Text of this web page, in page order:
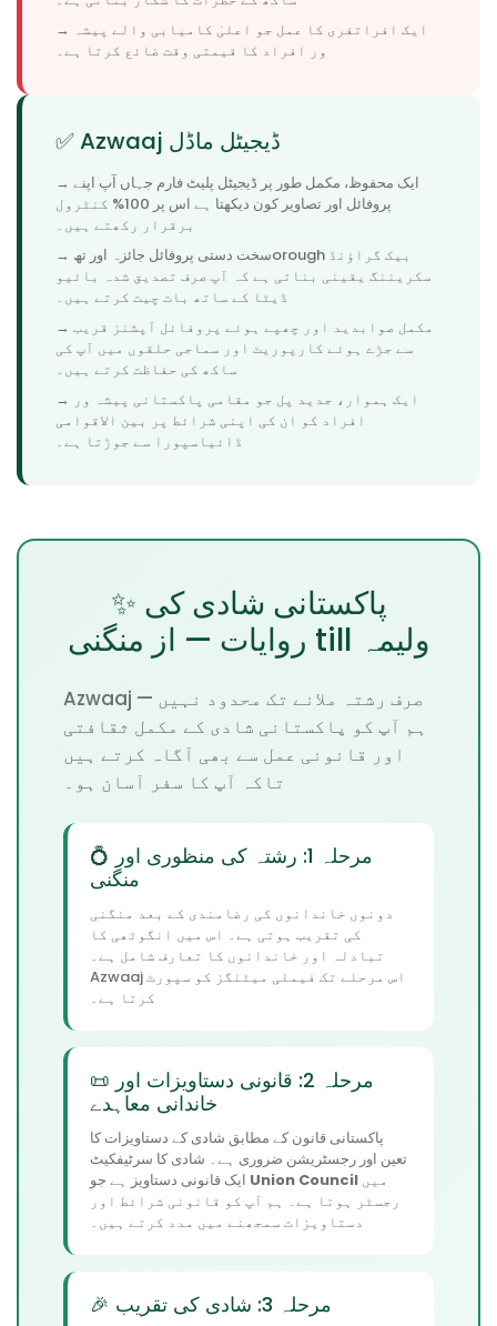
→ ایک افراتفری کا عمل جو اعلیٰ کامیابی والے پیشہ
ور افراد کا قیمتی وقت ضائع کرتا ہے۔
✅ Azwaaj ڈیجیٹل ماڈل
→ ایک محفوظ، مکمل طور پر ڈیجیٹل پلیٹ فارم جہاں آپ اپنے
پروفائل اور تصاویر کون دیکھتا ہے اس پر 100% کنٹرول
برقرار رکھتے ہیں۔
→ سخت دستی پروفائل جائزہ اور تھorough بیک گراؤنڈ
سکریننگ یقینی بناتی ہے کہ آپ صرف تصدیق شدہ بائیو
ڈیٹا کے ساتھ بات چیت کرتے ہیں۔
→ مکمل صوابدید اور چھپے ہوئے پروفائل آپشنز قریب
سے جڑے ہوئے کارپوریٹ اور سماجی حلقوں میں آپ کی
ساکھ کی حفاظت کرتے ہیں۔
→ ایک ہموار، جدید پل جو مقامی پاکستانی پیشہ ور
افراد کو ان کی اپنی شرائط پر بین الاقوامی
ڈائیاسپورا سے جوڑتا ہے۔
✨ پاکستانی شادی کی
روایات — از منگنی till ولیمہ
Azwaaj صرف رشتہ ملانے تک محدود نہیں —
ہم آپ کو پاکستانی شادی کے مکمل ثقافتی
اور قانونی عمل سے بھی آگاہ کرتے ہیں
تاکہ آپ کا سفر آسان ہو۔
💍 مرحلہ 1: رشتہ کی منظوری اور
منگنی
دونوں خاندانوں کی رضامندی کے بعد منگنی
کی تقریب ہوتی ہے۔ اس میں انگوٹھی کا
تبادلہ اور خاندانوں کا تعارف شامل ہے۔
Azwaaj اس مرحلے تک فیملی میٹنگز کو سپورٹ
کرتا ہے۔
📜 مرحلہ 2: قانونی دستاویزات اور
خاندانی معاہدے
پاکستانی قانون کے مطابق شادی کے دستاویزات کا
تعین اور رجسٹریشن ضروری ہے۔ شادی کا سرٹیفکیٹ
Union Council
رجسٹر ہوتا ہے۔ ہم آپ کو قانونی شرائط اور
دستاویزات سمجھنے میں مدد کرتے ہیں۔
🎉 مرحلہ 3: شادی کی تقریب